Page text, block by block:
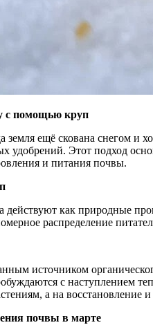
с помощью круп
земля ещё скована снегом и
удобрений. Этот подход
и питания почвы.
действуют как природные
распределение
источником
с наступлением
а на восстановление
почвы в марте